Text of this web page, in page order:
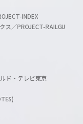
INDEX
ス／PROJECT-RAILGU
ド・テレビ東京